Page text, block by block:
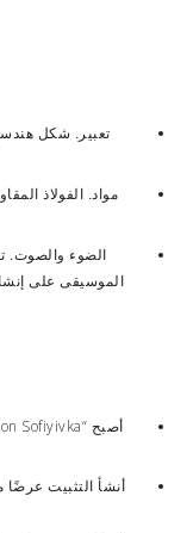
تعبير. شكل
مواد. الفولاذ
الضوء والصوت.
الموسيقى على
أنشأ التثبيت